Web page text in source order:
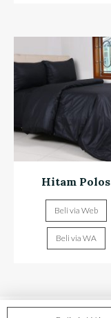
Hitam Polos
Beli via Web
Beli via WA